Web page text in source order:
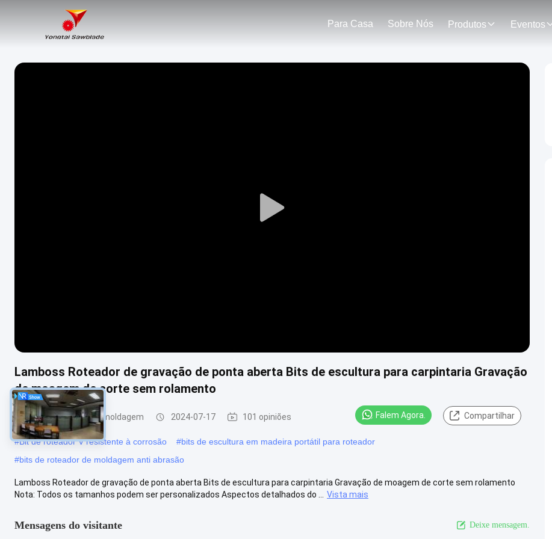
Para Casa Sobre Nós Produtos Eventos
Play
Lamboss Roteador de gravação de ponta aberta Bits de escultura para carpintaria Gravação
de moagem de corte sem rolamento
Bits de roteador de moldagem 2024-07-17 101 opiniões Falem Agora. Compartilhar
#Bit de roteador V resistente à corrosão #bits de escultura em madeira portátil para roteador
#bits de roteador de moldagem anti abrasão
Lamboss Roteador de gravação de ponta aberta Bits de escultura para carpintaria Gravação de moagem de corte sem rolamento
Nota: Todos os tamanhos podem ser personalizados Aspectos detalhados do ...
Vista mais
Mensagens do visitante Deixe mensagem.